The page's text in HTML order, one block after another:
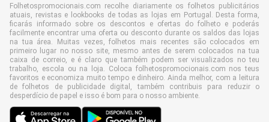
Folhetospromocionais.com recolhe diariamente os folhetos publicitários
atuais, revistas e lookbooks de todas as lojas em Portugal. Desta forma,
ficarás informado sobre os descontos e ofertas do folheto e poderás
facilmente encontrar uma oferta ou desconto durante os saldos das lojas
na tua área. Muitas vezes, folhetos mais recentes são colocados em
primeiro lugar no nosso site, mesmo antes de serem colocados na tua
caixa de correio, e é claro que também podem ser visualizados no teu
trabalho, escola ou na loja. Coloca folhetospromocionais.com nos teus
favoritos e economiza muito tempo e dinheiro. Ainda melhor, com a leitura
de folhetos de publicidade digital, também contribuis para reduzir o
desperdício de papel e isso é bom para o nosso ambiente.